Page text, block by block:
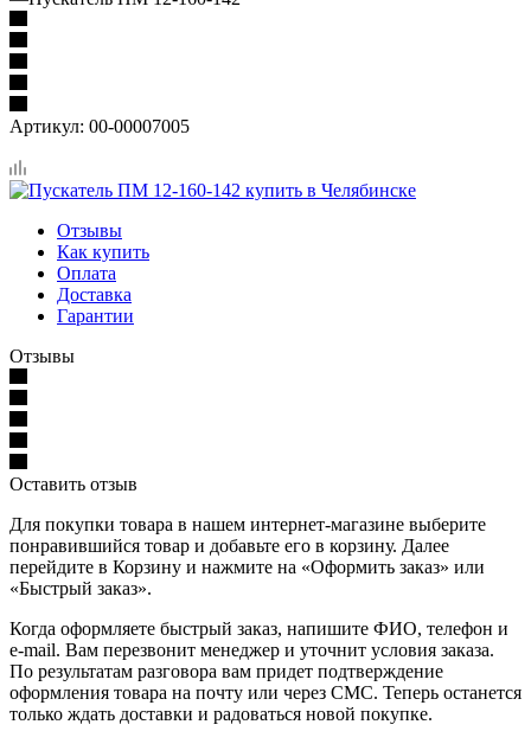
Артикул: 00-00007005
Отзывы
Как купить
Оплата
Доставка
Гарантии
Отзывы
Оставить отзыв
Для покупки товара в нашем интернет-магазине выберите
понравившийся товар и добавьте его в корзину. Далее
перейдите в Корзину и нажмите на «Оформить заказ» или
«Быстрый заказ».
Когда оформляете быстрый заказ, напишите ФИО, телефон и
e-mail. Вам перезвонит менеджер и уточнит условия заказа.
По результатам разговора вам придет подтверждение
оформления товара на почту или через СМС. Теперь останется
только ждать доставки и радоваться новой покупке.